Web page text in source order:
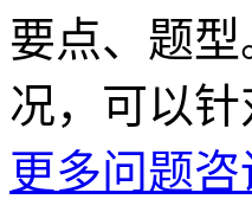
要点、题
况，可以
更多问题咨